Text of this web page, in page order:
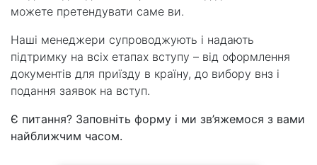
можете претендувати саме ви.
Наші менеджери супроводжують і надають
підтримку на всіх етапах вступу – від оформлення
документів для приїзду в країну, до вибору внз і
подання заявок на вступ.
Є питання? Заповніть форму і ми зв’яжемося з вами
найближчим часом.